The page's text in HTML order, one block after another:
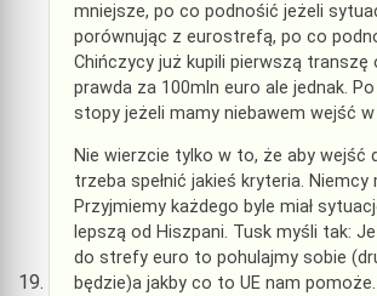
mniejsze, po co podnośić jeżeli
porównując z eurostrefą, po co
Chińczycy już kupili pierwszą transzę
prawda za 100mln euro ale jednak.
stopy jeżeli mamy niebawem wejść
Nie wierzcie tylko w to, że aby wejść
trzeba spełnić jakieś kryteria. Niemcy
Przyjmiemy każdego byle miał
lepszą od Hiszpani. Tusk myśli tak:
do strefy euro to pohulajmy sobie
będzie)a jakby co to UE nam pomoże.